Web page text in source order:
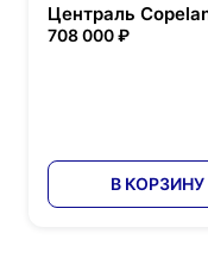
Централь
708 000 ₽
В КОРЗИНУ